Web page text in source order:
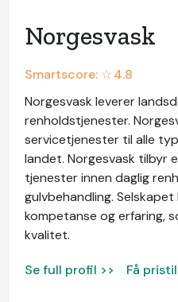
Norgesvask
Smartscore: ☆4.8
Norgesvask leverer
renholdstjenester.
servicetjenester til alle
landet. Norgesvask tilbyr
tjenester innen daglig
gulvbehandling.
kompetanse og erfaring,
kvalitet.
Se full profil >> Få